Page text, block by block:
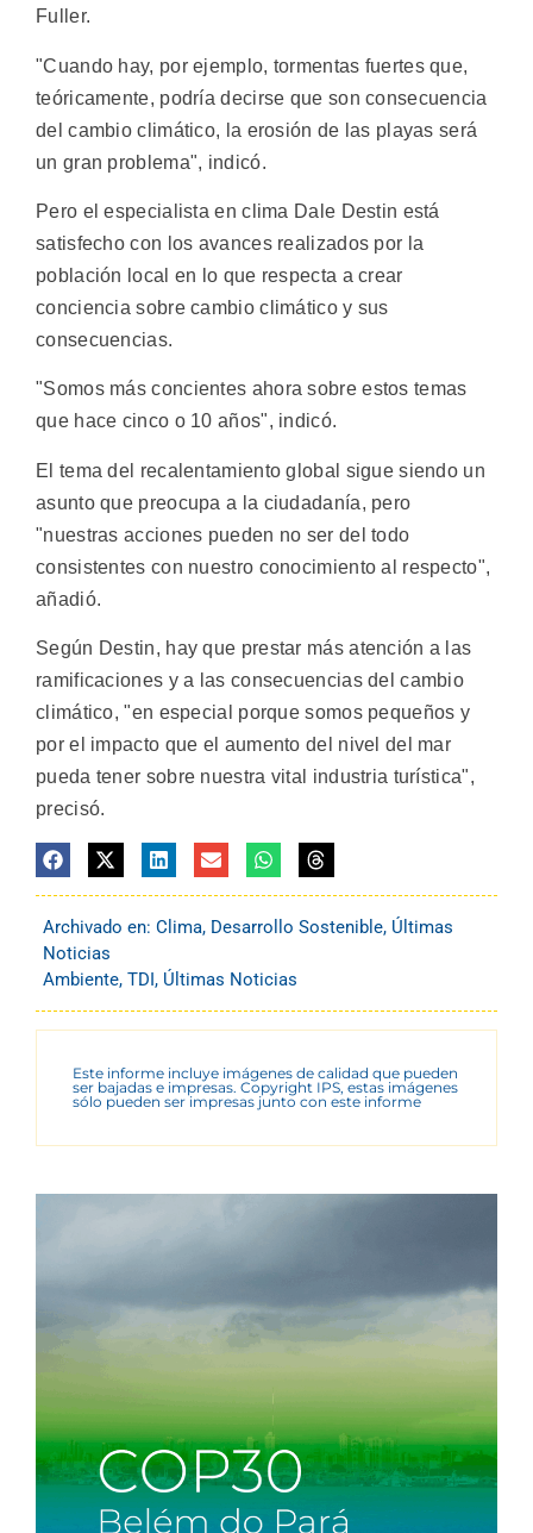
Fuller.
"Cuando hay, por ejemplo, tormentas fuertes que,
teóricamente, podría decirse que son consecuencia
del cambio climático, la erosión de las playas será
un gran problema", indicó.
Pero el especialista en clima Dale Destin está
satisfecho con los avances realizados por la
población local en lo que respecta a crear
conciencia sobre cambio climático y sus
consecuencias.
"Somos más concientes ahora sobre estos temas
que hace cinco o 10 años", indicó.
El tema del recalentamiento global sigue siendo un
asunto que preocupa a la ciudadanía, pero
"nuestras acciones pueden no ser del todo
consistentes con nuestro conocimiento al respecto",
añadió.
Según Destin, hay que prestar más atención a las
ramificaciones y a las consecuencias del cambio
climático, "en especial porque somos pequeños y
por el impacto que el aumento del nivel del mar
pueda tener sobre nuestra vital industria turística",
precisó.
Archivado en: Clima, Desarrollo Sostenible, Últimas
Noticias
Ambiente, TDI, Últimas Noticias
Este informe incluye imágenes de calidad que pueden
ser bajadas e impresas. Copyright IPS, estas imágenes
sólo pueden ser impresas junto con este informe